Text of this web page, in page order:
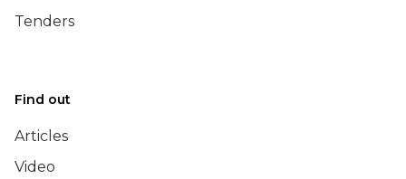
Tenders
Find out
Articles
Video